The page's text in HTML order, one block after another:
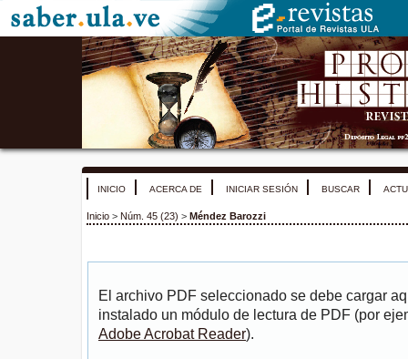
INICIO ACERCA DE INICIAR SESIÓN BUSCAR
Inicio > Núm. 45 (23) > Méndez Barozzi
El archivo PDF seleccionado se debe cargar
instalado un módulo de lectura de PDF (por
Adobe Acrobat Reader).